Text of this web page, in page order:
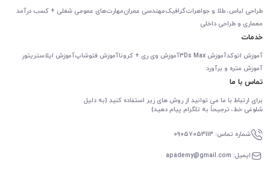
طراحی لباس، طلا و جواهراتگرافیکمهندسی عمرانمهارت‌های عمومی شغلی + کسب درآمد
معماری و طراحی داخلی
خدمات
آموزش اتوکدآموزش 3Ds Max آموزش وی ری + کروناآموزش فتوشاپآموزش ایلاستریتور
آموزش متره و برآورد
تماس با ما
برای ارتباط با ما می توانید از روش های زیر استفاده کنید (به دلیل
شلوغی خط، ترجیحاً به تلگرام پیام دهید)
شماره تماس: 09057053113
ایمیل: apademy@gmail.com